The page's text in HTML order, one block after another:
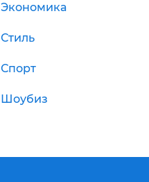
Экономика
Стиль
Спорт
Шоубиз